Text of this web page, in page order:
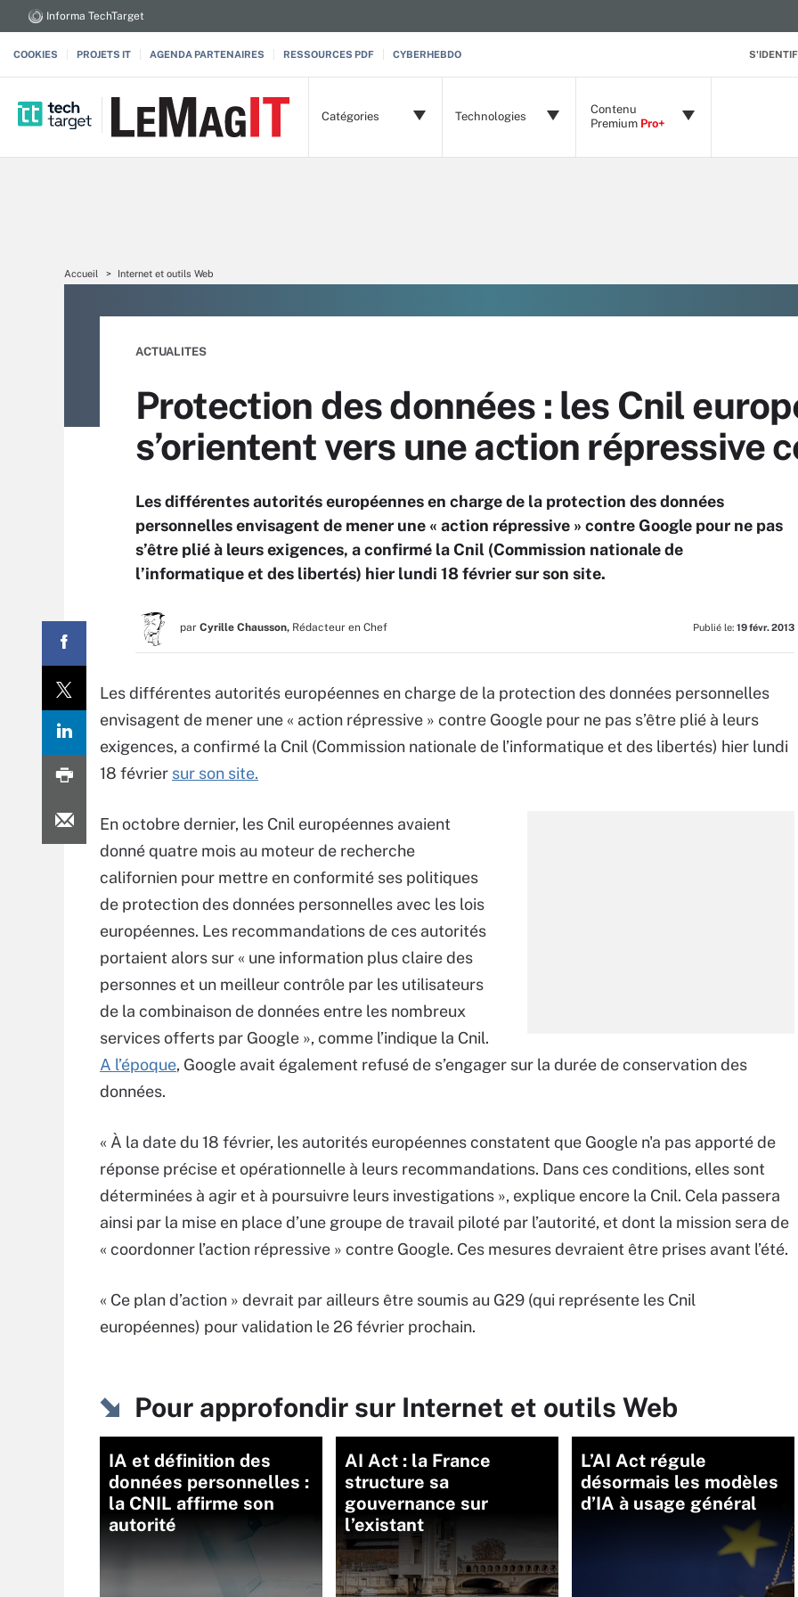
Informa TechTarget
COOKIES PROJETS IT AGENDA PARTENAIRES RESSOURCES PDF CYBERHEBDO
Catégories Technologies
Contenu
Premium Pro+
Accueil Internet et outils Web
ACTUALITES
Protection des données : les Cnil
s’orientent vers une action répressive
Les différentes autorités européennes en charge de la protection des données
personnelles envisagent de mener une « action répressive » contre Google pour ne pas
s’être plié à leurs exigences, a confirmé la Cnil (Commission nationale de
l’informatique et des libertés) hier lundi 18 février sur son site.
par Cyrille Chausson, Rédacteur en Chef Publié le: 19 févr. 2013
Les différentes autorités européennes en charge de la protection des données personnelles
envisagent de mener une « action répressive » contre Google pour ne pas s’être plié à leurs
exigences, a confirmé la Cnil (Commission nationale de l’informatique et des libertés) hier lundi
18 février sur son site.
En octobre dernier, les Cnil européennes avaient
donné quatre mois au moteur de recherche
californien pour mettre en conformité ses politiques
de protection des données personnelles avec les lois
européennes. Les recommandations de ces autorités
portaient alors sur « une information plus claire des
personnes et un meilleur contrôle par les utilisateurs
de la combinaison de données entre les nombreux
services offerts par Google », comme l’indique la Cnil.
A l’époque, Google avait également refusé de s’engager sur la durée de conservation des
données.
« À la date du 18 février, les autorités européennes constatent que Google n'a pas apporté de
réponse précise et opérationnelle à leurs recommandations. Dans ces conditions, elles sont
déterminées à agir et à poursuivre leurs investigations », explique encore la Cnil. Cela passera
ainsi par la mise en place d’une groupe de travail piloté par l’autorité, et dont la mission sera de
« coordonner l’action répressive » contre Google. Ces mesures devraient être prises avant l’été.
« Ce plan d’action » devrait par ailleurs être soumis au G29 (qui représente les Cnil
européennes) pour validation le 26 février prochain.
Pour approfondir sur Internet et outils Web
IA et définition des
données personnelles :
la CNIL affirme son
autorité
AI Act : la France
structure sa
gouvernance sur
l’existant
L’AI Act régule
désormais les modèles
d’IA à usage général